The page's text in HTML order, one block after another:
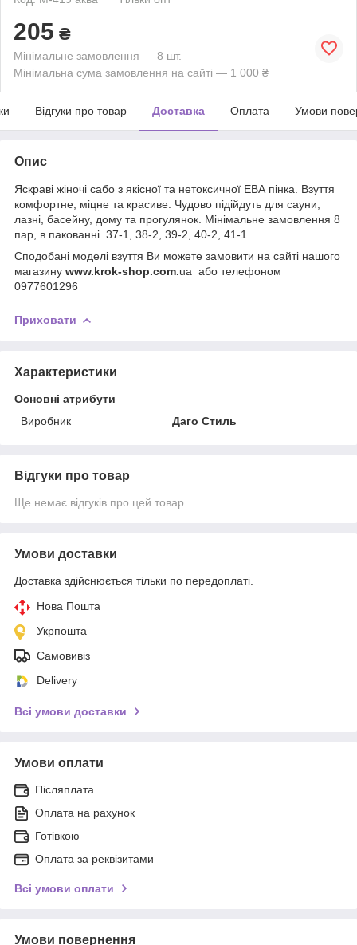
205 ₴
Мінімальне замовлення — 8 шт.
Мінімальна сума замовлення на сайті — 1 000 ₴
Відгуки про товар Доставка Оплата Умови
Опис
Яскраві жіночі сабо з якісної та нетоксичної ЕВА пінка. Взуття
комфортне, міцне та красиве. Чудово підійдуть для сауни,
лазні, басейну, дому та прогулянок. Мінімальне замовлення 8
пар, в пакованні 37-1, 38-2, 39-2, 40-2, 41-1
Сподобані моделі взуття Ви можете замовити на сайті нашого
магазину www.krok-shop.com.ua або телефоном
0977601296
Приховати
Характеристики
Основні атрибути
Виробник
Даго Стиль
Відгуки про товар
Ще немає відгуків про цей товар
Умови доставки
Доставка здійснюється тільки по передоплаті.
Нова Пошта
Укрпошта
Самовивіз
Delivery
Всі умови доставки
Умови оплати
Післяплата
Оплата на рахунок
Готівкою
Оплата за реквізитами
Всі умови оплати
Умови повернення